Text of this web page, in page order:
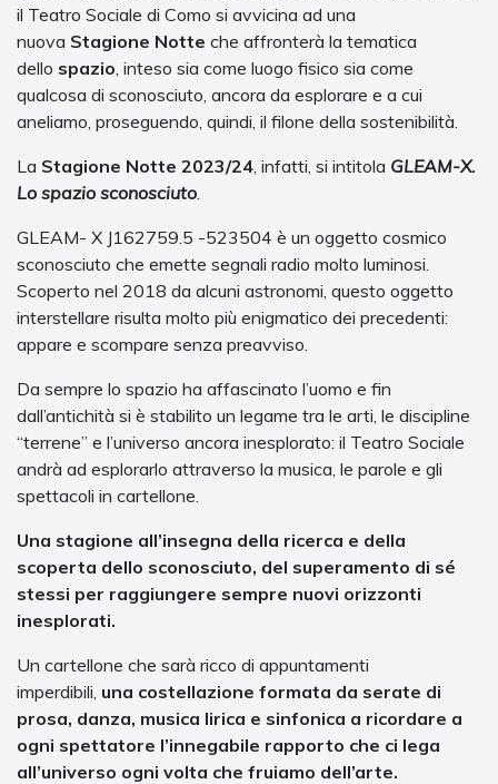
il Teatro Sociale di Como si avvicina ad una
nuova Stagione Notte che affronterà la tematica
dello spazio , inteso sia come luogo fisico sia come
qualcosa di sconosciuto, ancora da esplorare e a cui
aneliamo, proseguendo, quindi, il filone della sostenibilità.
La Stagione Notte 2023/24 , infatti, si intitola GLEAM-X.
Lo spazio sconosciuto
GLEAM- X J162759.5 -523504 è un oggetto cosmico
sconosciuto che emette segnali radio molto luminosi.
Scoperto nel 2018 da alcuni astronomi, questo oggetto
interstellare risulta molto più enigmatico dei precedenti:
appare e scompare senza preavviso.
Da sempre lo spazio ha affascinato l’uomo e fin
dall’antichità si è stabilito un legame tra le arti, le discipline
“ter­rene” e l’universo ancora inesplorato: il Teatro Sociale
andrà ad esplorarlo attraverso la musica, le parole e gli
spettacoli in cartellone.
Una stagione all’insegna della ricerca e della
scoperta dello sconosciuto, del supe­ramento di sé
stessi per raggiungere sempre nuovi orizzonti
inesplorati.
Un cartellone che sarà ricco di appuntamenti
imperdibili, una costellazione formata da serate di
prosa, danza, musica lirica e sinfonica a ricordare a
ogni spettatore l’innegabile rapporto che ci lega
all’universo ogni volta che fruiamo dell’arte.